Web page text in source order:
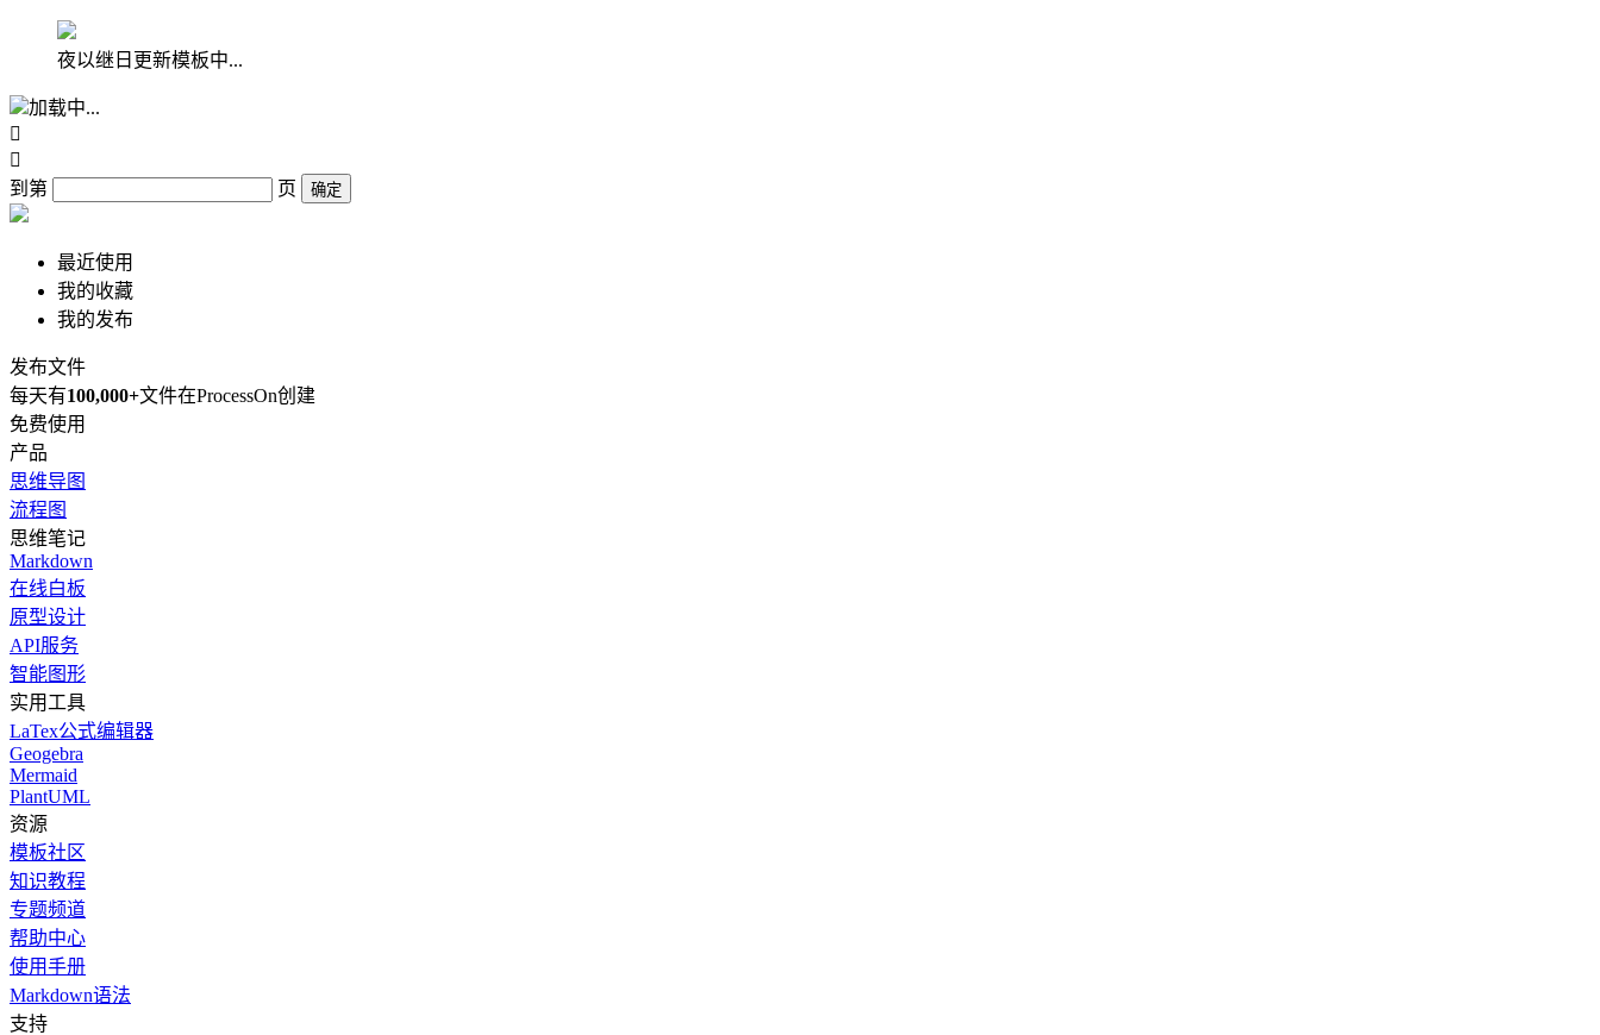
夜以继日更新模板中...
加载中...


到第
页 确定
最近使用
我的收藏
我的发布
发布文件
每天有100,000+文件在ProcessOn创建
免费使用
产品
思维导图
流程图
思维笔记
Markdown
在线白板
原型设计
API服务
智能图形
实用工具
LaTex公式编辑器
Geogebra
Mermaid
PlantUML
资源
模板社区
知识教程
专题频道
帮助中心
使用手册
Markdown语法
支持